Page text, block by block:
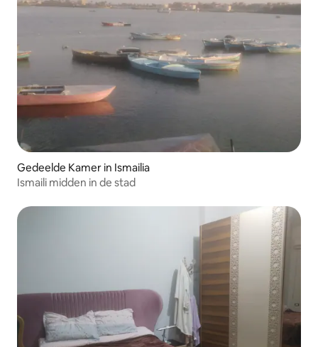
Gedeelde Kamer in Ismailia
Ismaili midden in de stad